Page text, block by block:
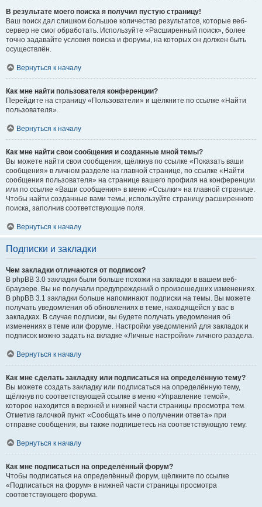
В результате моего поиска я получил пустую страницу!
Ваш поиск дал слишком большое количество результатов, которые веб-
сервер не смог обработать. Используйте «Расширенный поиск», более
точно задавайте условия поиска и форумы, на которых он должен быть
осуществлён.
Вернуться к началу
Как мне найти пользователя конференции?
Перейдите на страницу «Пользователи» и щёлкните по ссылке «Найти
пользователя».
Вернуться к началу
Как мне найти свои сообщения и созданные мной темы?
Вы можете найти свои сообщения, щёлкнув по ссылке «Показать ваши
сообщения» в личном разделе на главной странице, по ссылке «Найти
сообщения пользователя» на странице вашего профиля на конференции
или по ссылке «Ваши сообщения» в меню «Ссылки» на главной странице.
Чтобы найти созданные вами темы, используйте страницу расширенного
поиска, заполнив соответствующие поля.
Вернуться к началу
Подписки и закладки
Чем закладки отличаются от подписок?
В phpBB 3.0 закладки были больше похожи на закладки в вашем веб-
браузере. Вы не получали предупреждений о произошедших изменениях.
В phpBB 3.1 закладки больше напоминают подписки на темы. Вы можете
получать уведомления об обновлениях в теме, находящейся у вас в
закладках. В случае подписки, вы будете получать уведомления об
изменениях в теме или форуме. Настройки уведомлений для закладок и
подписок можно задать на вкладке «Личные настройки» личного раздела.
Вернуться к началу
Как мне сделать закладку или подписаться на определённую тему?
Вы можете создать закладку или подписаться на определённую тему,
щёлкнув по соответствующей ссылке в меню «Управление темой»,
которое находится в верхней и нижней части страницы просмотра тем.
Отметив галочкой пункт «Сообщать мне о получении ответа» при
отправке сообщения, вы также подпишетесь на соответствующую тему.
Вернуться к началу
Как мне подписаться на определённый форум?
Чтобы подписаться на определённый форум, щёлкните по ссылке
«Подписаться на форум» в нижней части страницы просмотра
соответствующего форума.